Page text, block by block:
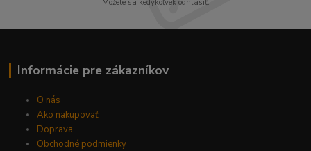
Môžete sa kedykoľvek odhlásiť.
Informácie pre zákazníkov
O nás
Ako nakupovať
Doprava
Obchodné podmienky